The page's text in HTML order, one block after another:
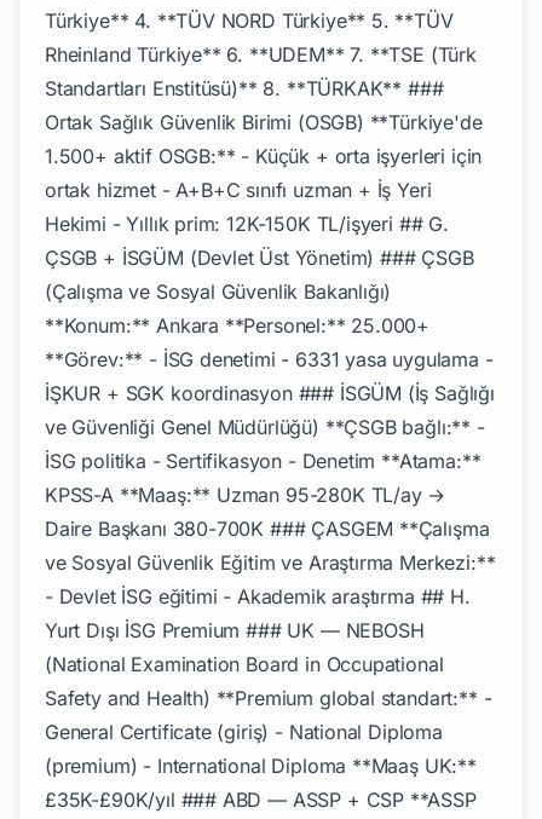
Türkiye** 4. **TÜV NORD Türkiye** 5. **TÜV
Rheinland Türkiye** 6. **UDEM** 7. **TSE (Türk
Standartları Enstitüsü)** 8. **TÜRKAK** ###
Ortak Sağlık Güvenlik Birimi (OSGB) **Türkiye'de
1.500+ aktif OSGB:** - Küçük + orta işyerleri için
ortak hizmet - A+B+C sınıfı uzman + İş Yeri
Hekimi - Yıllık prim: 12K-150K TL/işyeri ## G.
ÇSGB + İSGÜM (Devlet Üst Yönetim) ### ÇSGB
(Çalışma ve Sosyal Güvenlik Bakanlığı)
**Konum:** Ankara **Personel:** 25.000+
**Görev:** - İSG denetimi - 6331 yasa uygulama -
İŞKUR + SGK koordinasyon ### İSGÜM (İş Sağlığı
ve Güvenliği Genel Müdürlüğü) **ÇSGB bağlı:** -
İSG politika - Sertifikasyon - Denetim **Atama:**
KPSS-A **Maaş:** Uzman 95-280K TL/ay →
Daire Başkanı 380-700K ### ÇASGEM **Çalışma
ve Sosyal Güvenlik Eğitim ve Araştırma Merkezi:**
- Devlet İSG eğitimi - Akademik araştırma ## H.
Yurt Dışı İSG Premium ### UK — NEBOSH
(National Examination Board in Occupational
Safety and Health) **Premium global standart:** -
General Certificate (giriş) - National Diploma
(premium) - International Diploma **Maaş UK:**
£35K-£90K/yıl ### ABD — ASSP + CSP **ASSP